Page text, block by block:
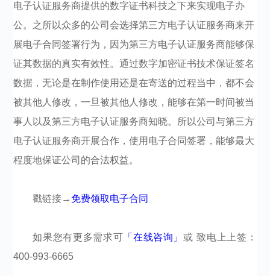
电子认证服务商提供的数字证书科技之下来实现电子办
公。之所以众多的公司会选择第三方电子认证服务商来开
展电子合同签署行为，因为第三方电子认证服务商能够保
证其数据的真实有效性。通过数字加密证书技术保证签名
数据，无论是在制作使用还是在寄送的过程当中，都不会
被其他人修改，一旦被其他人修改，能够在第一时间被当
事人以及第三方电子认证服务商知晓。所以公司与第三方
电子认证服务商开展合作，使用电子合同签署，能够最大
程度地保证公司的合法权益。
戳链接→ 免费领取电子合同
如果您有更多需求可 「在线咨询」或 致电上上签：
400-993-6665​​​​​​​​